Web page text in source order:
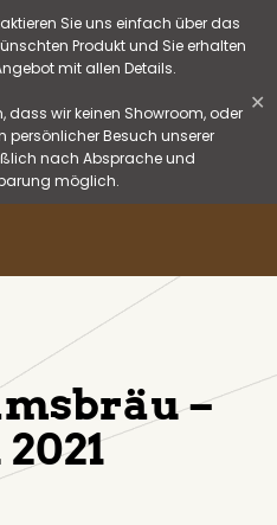
Sie uns einfach über das
Produkt und Sie erhalten
mit allen Details.
wir keinen Showroom, oder
persönlicher Besuch unserer
nach Absprache und
möglich.
✕
–